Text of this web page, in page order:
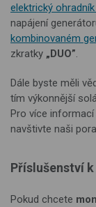
elektrický
napájení
kombinovaném
zkratky „DUO”.
Dále byste měli
tím výkonnější
Pro více
navštivte naši
Příslušenství
Pokud chcete